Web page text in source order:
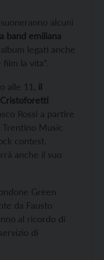
alcuni
band emiliana
legati anche
la vita”.
alle 11, il
Rossi a partire
Trentino Music
contest.
anche il suo
Green
da Fausto
al ricordo di
di